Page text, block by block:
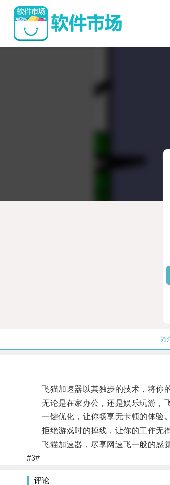
简
飞猫加速器以其独步的技术，将你的
无论是在家办公，还是娱乐玩游，飞
一键优化，让你畅享无卡顿的体验。
拒绝游戏时的掉线，让你的工作无衔
飞猫加速器，尽享网速飞一般的感觉
#3#
评论